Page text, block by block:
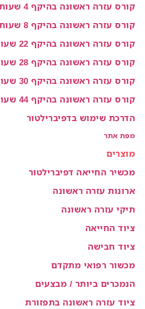
קורס עזרה ראשונה בהיקף 4 שעות
קורס עזרה ראשונה בהיקף 8 שעות
קורס עזרה ראשונה בהיקף 22 שעות
קורס עזרה ראשונה בהיקף 28 שעות
קורס עזרה ראשונה בהיקף 30 שעות
קורס עזרה ראשונה בהיקף 44 שעות
הדרכת שימוש בדפיברילטור
מפת אתר
מוצרים
מכשיר החייאה דפיברילטור
ארונות עזרה ראשונה
תיקי עזרה ראשונה
ציוד החייאה
ציוד חבישה
מכשור רפואי מתקדם
הנמכרים ביותר / מבצעים
ציוד עזרה ראשונה בתפזורת